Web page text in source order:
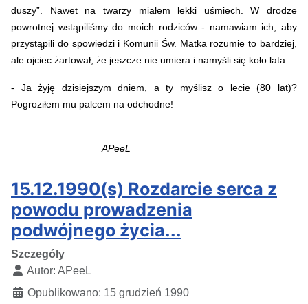
duszy”. Nawet na twarzy miałem lekki uśmiech. W drodze
powrotnej wstąpiliśmy do moich rodziców - namawiam ich, aby
przystąpili do spowiedzi i Komunii Św. Matka rozumie to bardziej,
ale ojciec żartował, że jeszcze nie umiera i namyśli się koło lata.
- Ja żyję dzisiejszym dniem, a ty myślisz o lecie (80 lat)?
Pogroziłem mu palcem na odchodne!
APeeL
15.12.1990(s) Rozdarcie serca z
powodu prowadzenia
podwójnego życia...
Szczegóły
Autor: APeeL
Opublikowano: 15 grudzień 1990